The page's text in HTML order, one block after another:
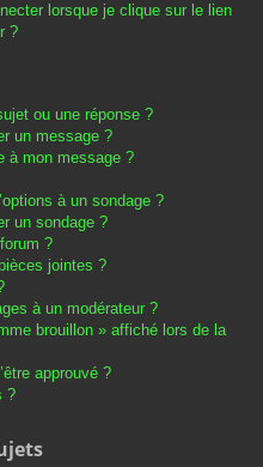
lorsque je clique sur le lien
?
ou une réponse ?
un message ?
à mon message ?
à un sondage ?
un sondage ?
?
jointes ?
à un modérateur ?
brouillon » affiché lors de la
approuvé ?
?